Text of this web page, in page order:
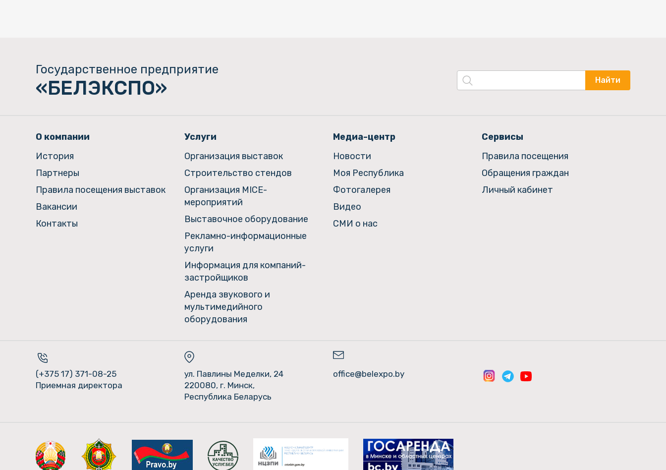
Государственное предприятие
«БЕЛЭКСПО» Найти
О компании
История
Партнеры
Правила посещения выставок
Вакансии
Контакты
Услуги
Организация выставок
Строительство стендов
Организация MICE-
мероприятий
Выставочное оборудование
Рекламно-информационные
услуги
Информация для компаний-
застройщиков
Аренда звукового и
мультимедийного
оборудования
Медиа-центр
Новости
Моя Республика
Фотогалерея
Видео
СМИ о нас
Сервисы
Правила посещения
Обращения граждан
Личный кабинет
(+375 17) 371-08-25
Приемная директора
ул. Павлины Меделки, 24
220080, г. Минск,
Республика Беларусь
office@belexpo.by